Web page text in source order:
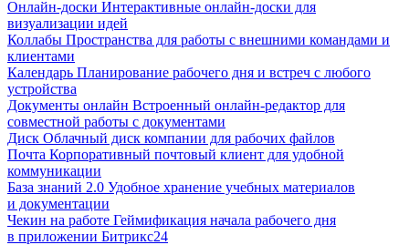
Онлайн-доски Интерактивные онлайн-доски для
визуализации идей
Коллабы Пространства для работы с внешними командами и
клиентами
Календарь Планирование рабочего дня и встреч с любого
устройства
Документы онлайн Встроенный онлайн-редактор для
совместной работы с документами
Диск Облачный диск компании для рабочих файлов
Почта Корпоративный почтовый клиент для удобной
коммуникации
База знаний 2.0 Удобное хранение учебных материалов
и документации
Чекин на работе Геймификация начала рабочего дня
в приложении Битрикс24